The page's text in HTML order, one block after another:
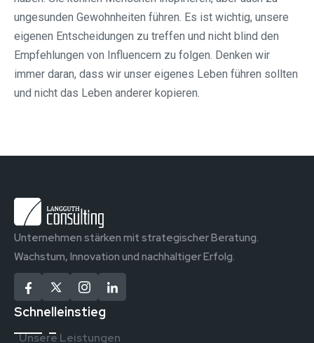
ungesunden Gewohnheiten führen. Es ist wichtig, unsere
eigenen Entscheidungen zu treffen und nicht blind den
Empfehlungen von Influencern zu folgen. Denken wir
immer daran, dass wir unser eigenes Leben führen sollten
und nicht das Leben anderer kopieren.
Unternehmen stärken mit strategischer Beratung.
Wachstum, Innovation und nachhaltiger Erfolg.
Schnelleinstieg
Unsere Leistungen